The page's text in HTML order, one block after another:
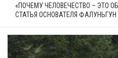
«ПОЧЕМУ ЧЕЛОВЕЧЕСТВО – ЭТО
СТАТЬЯ ОСНОВАТЕЛЯ